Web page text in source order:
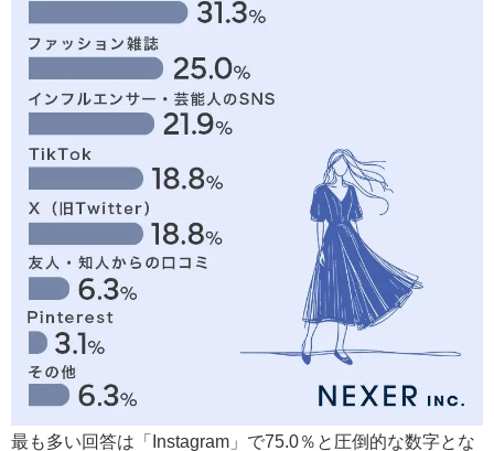
最も多い回答は「Instagram」で75.0％と圧倒的な数字とな